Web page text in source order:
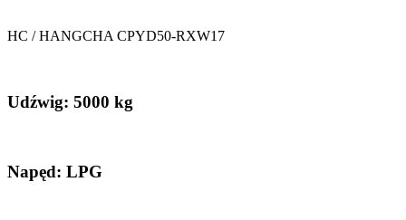
HC / HANGCHA CPYD50-RXW17
Udźwig: 5000 kg
Napęd: LPG